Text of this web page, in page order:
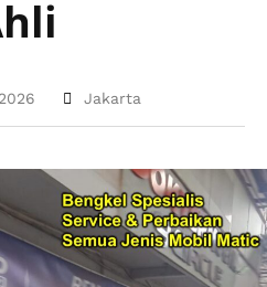
Jakarta